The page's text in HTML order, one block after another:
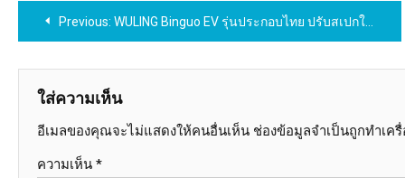
แนะแนว
เรื่อง
Previous: WULING Binguo EV รุ่นประกอบไทย ปรับสเปกใหม่ ตอบโจทย์ครอบครัวยุคใหม่ไทย ตรึงราคา 399,000 ตอกย้ำความคุ้มค่า
ใส่ความเห็น
อีเมลของคุณจะไม่แสดงให้คนอื่นเห็น ช่องข้อมูลจำเป็นถูกทำเค
ความเห็น *